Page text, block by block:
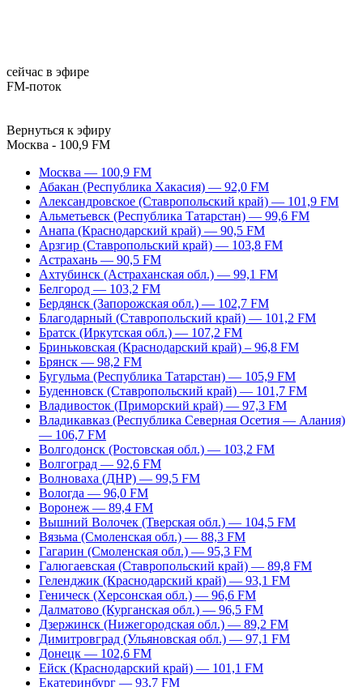
сейчас в эфире
FM-поток
Вернуться к эфиру
Москва - 100,9 FM
Москва — 100,9 FM
Абакан (Республика Хакасия) — 92,0 FM
Александровское (Ставропольский край) — 101,9 FM
Альметьевск (Республика Татарстан) — 99,6 FM
Анапа (Краснодарский край) — 90,5 FM
Арзгир (Ставропольский край) — 103,8 FM
Астрахань — 90,5 FM
Ахтубинск (Астраханская обл.) — 99,1 FM
Белгород — 103,2 FM
Бердянск (Запорожская обл.) — 102,7 FM
Благодарный (Ставропольский край) — 101,2 FM
Братск (Иркутская обл.) — 107,2 FM
Бриньковская (Краснодарский край) – 96,8 FM
Брянск — 98,2 FM
Бугульма (Республика Татарстан) — 105,9 FM
Буденновск (Ставропольский край) — 101,7 FM
Владивосток (Приморский край) — 97,3 FM
Владикавказ (Республика Северная Осетия — Алания)
— 106,7 FM
Волгодонск (Ростовская обл.) — 103,2 FM
Волгоград — 92,6 FM
Волноваха (ДНР) — 99,5 FM
Вологда — 96,0 FM
Воронеж — 89,4 FM
Вышний Волочек (Тверская обл.) — 104,5 FM
Вязьма (Смоленская обл.) — 88,3 FM
Гагарин (Смоленская обл.) — 95,3 FM
Галюгаевская (Ставропольский край) — 89,8 FM
Геленджик (Краснодарский край) — 93,1 FM
Геническ (Херсонская обл.) — 96,6 FM
Далматово (Курганская обл.) — 96,5 FM
Дзержинск (Нижегородская обл.) — 89,2 FM
Димитровград (Ульяновская обл.) — 97,1 FM
Донецк — 102,6 FM
Ейск (Краснодарский край) — 101,1 FM
Екатеринбург — 93,7 FM